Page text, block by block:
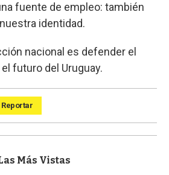
fuente de empleo: también
identidad.
nacional es defender el
futuro del Uruguay.
Reportar
Más Vistas